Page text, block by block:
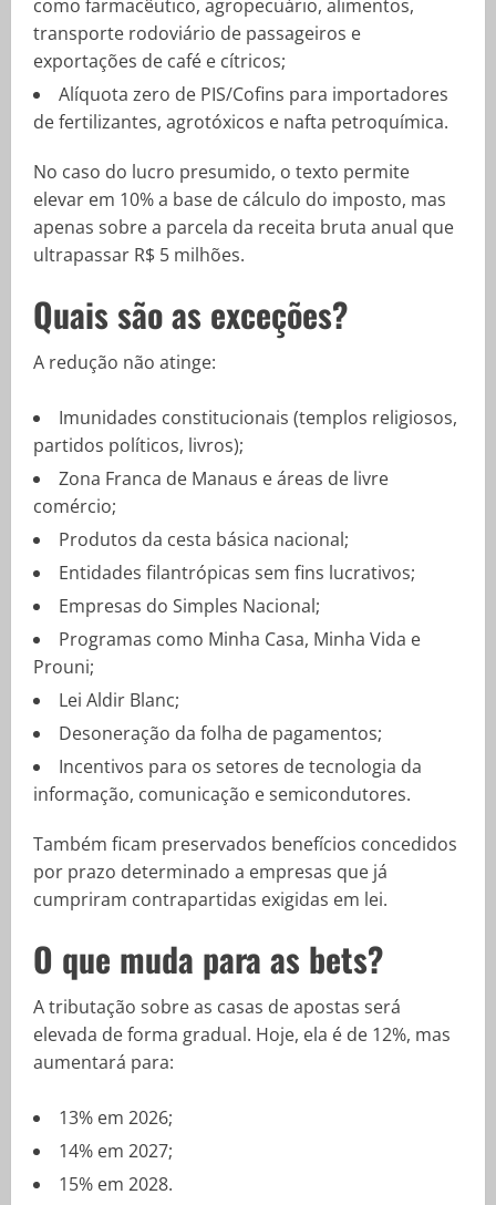
como farmacêutico, agropecuário, alimentos,
transporte rodoviário de passageiros e
exportações de café e cítricos;
Alíquota zero de PIS/Cofins para importadores
de fertilizantes, agrotóxicos e nafta petroquímica.
No caso do lucro presumido, o texto permite
elevar em 10% a base de cálculo do imposto, mas
apenas sobre a parcela da receita bruta anual que
ultrapassar R$ 5 milhões.
Quais são as exceções?
A redução não atinge:
Imunidades constitucionais (templos religiosos,
partidos políticos, livros);
Zona Franca de Manaus e áreas de livre
comércio;
Produtos da cesta básica nacional;
Entidades filantrópicas sem fins lucrativos;
Empresas do Simples Nacional;
Programas como Minha Casa, Minha Vida e
Prouni;
Lei Aldir Blanc;
Desoneração da folha de pagamentos;
Incentivos para os setores de tecnologia da
informação, comunicação e semicondutores.
Também ficam preservados benefícios concedidos
por prazo determinado a empresas que já
cumpriram contrapartidas exigidas em lei.
O que muda para as bets?
A tributação sobre as casas de apostas será
elevada de forma gradual. Hoje, ela é de 12%, mas
aumentará para:
13% em 2026;
14% em 2027;
15% em 2028.